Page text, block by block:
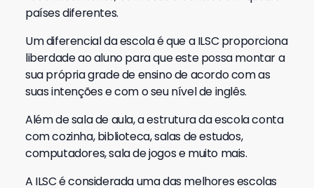
países diferentes.
Um diferencial da escola é que a ILSC proporciona
liberdade ao aluno para que este possa montar a
sua própria grade de ensino de acordo com as
suas intenções e com o seu nível de inglês.
Além de sala de aula, a estrutura da escola conta
com cozinha, biblioteca, salas de estudos,
computadores, sala de jogos e muito mais.
A ILSC é considerada uma das melhores escolas